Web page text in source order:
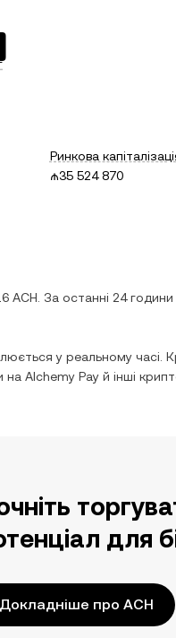
Ринкова
₼35 524 870
ACH . За останні 24 години
у реальному часі.
на Alchemy Pay й інші
для
Докладніше про ACH